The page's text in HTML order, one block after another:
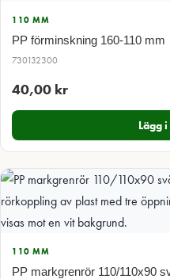
110 MM
PP förminskning 160-110 mm
730132300
40,00 kr
Lägg
110 MM
PP markgrenrör 110/110x90